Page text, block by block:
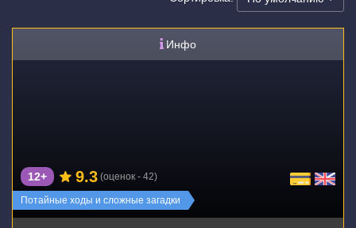
Инфо
Потайные ходы и сложные загадки
12+ 9.3 (оценок - 42)